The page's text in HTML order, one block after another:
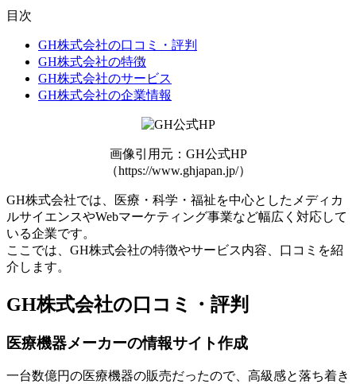
目次
GH株式会社の口コミ・評判
GH株式会社の特徴
GH株式会社のサービス
GH株式会社の企業情報
画像引用元：GH公式HP
（https://www.ghjapan.jp/）
GH株式会社では、医療・科学・福祉を中心としたメディカ
ルサイエンスやWebマーケティング事業など幅広く対応して
いる企業です。
ここでは、GH株式会社の特徴やサービス内容、口コミを紹
介します。
GH株式会社の口コミ・評判
医療機器メーカーの情報サイト作成
一台数億円の医療機器の販売だったので、高級感と落ち着き